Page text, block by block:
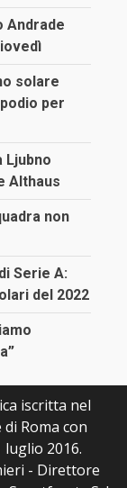
Andrade
solare
per
Ljubno
Althaus
non
Serie A:
del 2022
iscritta nel
Roma con
luglio 2016.
- Direttore